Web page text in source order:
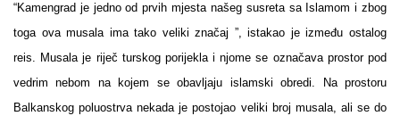
“Kamengrad je jedno od prvih mjesta našeg susreta sa Islamom i zbog
toga ova musala ima tako veliki značaj ”, istakao je između ostalog
reis. Musala je riječ turskog porijekla i njome se označava prostor pod
vedrim nebom na kojem se obavljaju islamski obredi. Na prostoru
Balkanskog poluostrva nekada je postojao veliki broj musala, ali se do